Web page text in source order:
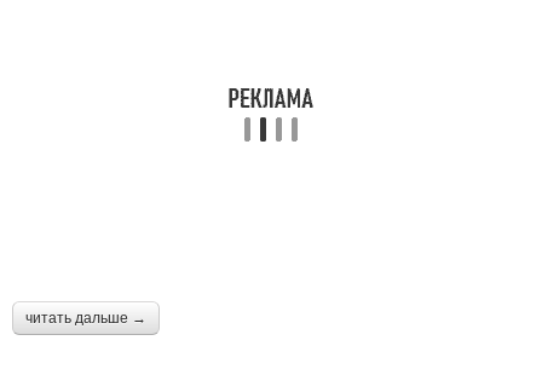
читать дальше →